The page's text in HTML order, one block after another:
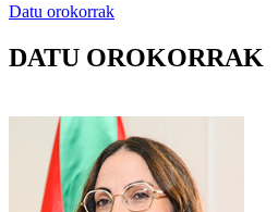
Datu orokorrak
DATU OROKORRAK